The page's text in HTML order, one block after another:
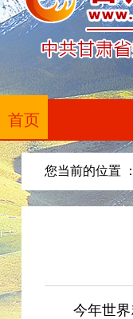
首页
您当前的位置 ：
今年世界粮